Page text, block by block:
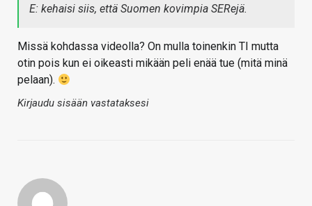
E: kehaisi siis, että Suomen kovimpia SERejä.
Missä kohdassa videolla? On mulla toinenkin TI mutta
otin pois kun ei oikeasti mikään peli enää tue (mitä minä
pelaan).
Kirjaudu sisään vastataksesi